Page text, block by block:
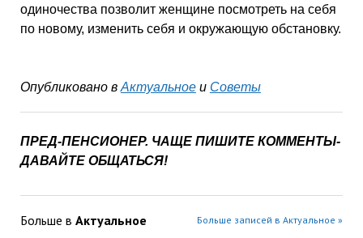
одиночества позволит женщине посмотреть на себя
по новому, изменить себя и окружающую обстановку.
Опубликовано в Актуальноеи Советы
ПРЕД-ПЕНСИОНЕР. ЧАЩЕ ПИШИТЕ КОММЕНТЫ-
ДАВАЙТЕ ОБЩАТЬСЯ!
Больше в Актуальное Больше записей в Актуальное »